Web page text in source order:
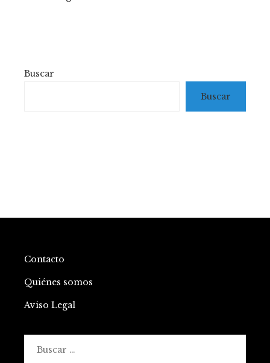
Buscar
Buscar
Contacto
Quiénes somos
Aviso Legal